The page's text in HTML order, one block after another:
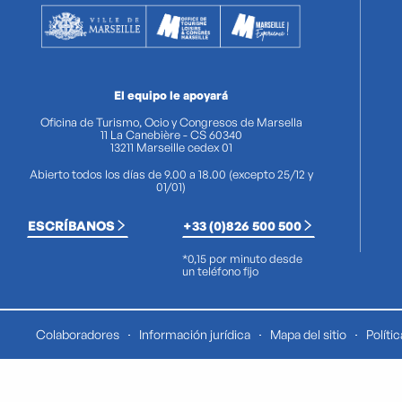
El equipo le apoyará
Oficina de Turismo, Ocio y Congresos de Marsella
11 La Canebière - CS 60340
13211 Marseille cedex 01
Abierto todos los días de 9.00 a 18.00 (excepto 25/12 y
01/01)
ESCRÍBANOS +33 (0)826 500 500
*0,15 por minuto desde
un teléfono fijo
Colaboradores Información jurídica Mapa del sitio